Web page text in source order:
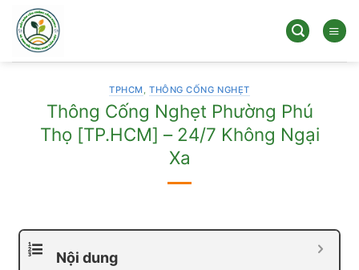
qua
dung
TPHCM , THÔNG CỐNG NGHẸT
Thông Cống Nghẹt Phường Phú
Thọ [TP.HCM] – 24/7 Không Ngại
Xa
Nội dung